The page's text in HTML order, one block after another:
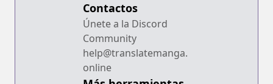
Contactos
Únete a la Discord
Community
help@translatemanga.
online